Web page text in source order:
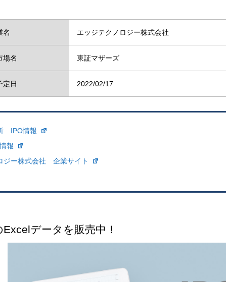
名 エッジテクノロジー株式会社
場名 東証マザーズ
定日 2022/02/17
IPO情報
報
ジー株式会社 企業サイト
Excelデータを販売中！